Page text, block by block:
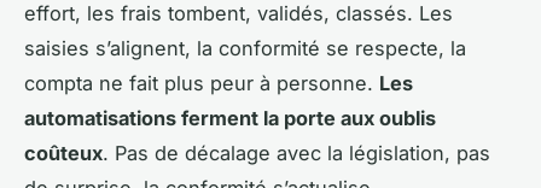
effort, les frais tombent, validés, classés. Les
saisies s’alignent, la conformité se respecte, la
compta ne fait plus peur à personne. Les
automatisations ferment la porte aux oublis
coûteux. Pas de décalage avec la législation, pas